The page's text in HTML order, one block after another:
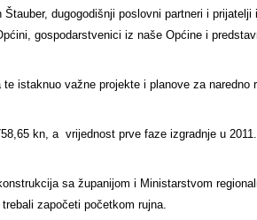
dugogodišnji poslovni partneri i
gospodarstvenici iz naše Općine i
istaknuo važne projekte i planove za naredno
kn, a vrijednost prve faze izgradnje u
sa županijom i Ministarstvom
započeti početkom rujna.